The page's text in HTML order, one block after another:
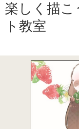
楽しく描こ
ト教室